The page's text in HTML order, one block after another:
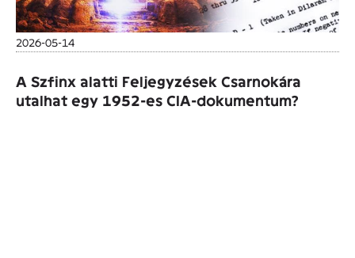
2026-05-14
A Szfinx alatti Feljegyzések Csarnokára
utalhat egy 1952-es CIA-dokumentum?